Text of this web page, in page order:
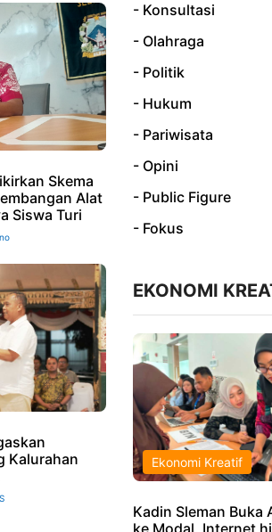
Skema
Alat
Siswa Turi
Kalurahan
- Konsultasi
- Olahraga
- Politik
- Hukum
- Pariwisata
- Opini
- Public Figure
- Fokus
EKONOMI
Ekonomi Kreatif
Kadin Sleman Buka